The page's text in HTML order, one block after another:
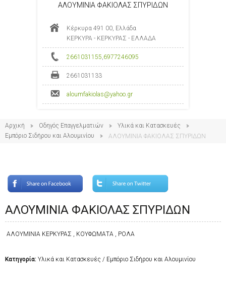
ΑΛΟΥΜΙΝΙΑ ΦΑΚΙΟΛΑΣ ΣΠΥΡΙΔΩΝ
Κέρκυρα 491 00, Ελλάδα
ΚΕΡΚΥΡΑ - ΚΕΡΚΥΡΑΣ - ΕΛΛΑΔΑ
2661031155,6977246095
2661031133
aloumfakiolas@yahoo.gr
Αρχική Οδηγός Επαγγελματιών
Υλικά και Κατασκευές
Εμπόριο Σιδήρου και Αλουμινίου
ΑΛΟΥΜΙΝΙΑ ΦΑΚΙΟΛΑΣ ΣΠΥΡΙΔΩΝ
ΑΛΟΥΜΙΝΙΑ ΦΑΚΙΟΛΑΣ ΣΠΥΡΙΔΩΝ
ΑΛΟΥΜΙΝΙΑ ΚΕΡΚΥΡΑΣ , ΚΟΥΦΩΜΑΤΑ , ΡΟΛΑ
Κατηγορία: Υλικά και Κατασκευές / Εμπόριο Σιδήρου και Αλουμινίου